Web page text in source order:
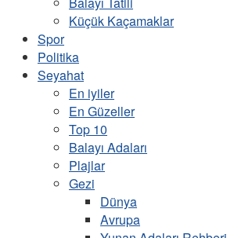
Küçük Kaçamaklar
Spor
Politika
Seyahat
En iyiler
En Güzeller
Top 10
Balayı Adaları
Plajlar
Gezi
Dünya
Avrupa